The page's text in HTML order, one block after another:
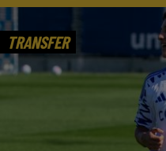
TRANSFER